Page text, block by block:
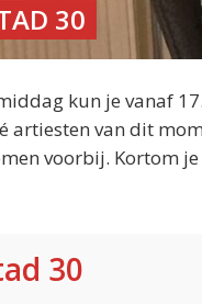
30
kun je vanaf
artiesten van dit
voorbij. Kortom
30